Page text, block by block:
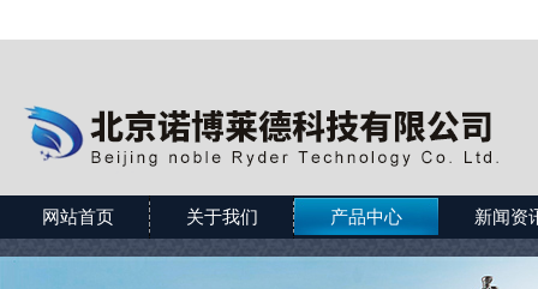
网站首页 关于我们 产品中心 新闻资